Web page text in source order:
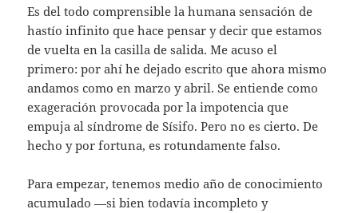
Es del todo comprensible la humana sensación de
hastío infinito que hace pensar y decir que estamos
de vuelta en la casilla de salida. Me acuso el
primero: por ahí he dejado escrito que ahora mismo
andamos como en marzo y abril. Se entiende como
exageración provocada por la impotencia que
empuja al síndrome de Sísifo. Pero no es cierto. De
hecho y por fortuna, es rotundamente falso.
Para empezar, tenemos medio año de conocimiento
acumulado —si bien todavía incompleto y